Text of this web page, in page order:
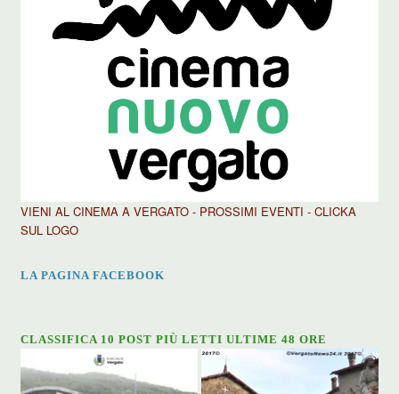
VIENI AL CINEMA A VERGATO - PROSSIMI EVENTI - CLICKA
SUL LOGO
LA PAGINA FACEBOOK
CLASSIFICA 10 POST PIÙ LETTI ULTIME 48 ORE